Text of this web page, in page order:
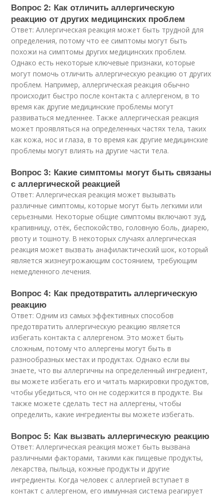
Вопрос 2: Как отличить аллергическую
реакцию от других медицинских проблем
Ответ: Аллергическая реакция может быть трудной для
определения, потому что ее симптомы могут быть
похожи на симптомы других медицинских проблем.
Однако есть некоторые ключевые признаки, которые
могут помочь отличить аллергическую реакцию от других
проблем. Например, аллергическая реакция обычно
происходит быстро после контакта с аллергеном, в то
время как другие медицинские проблемы могут
развиваться медленнее. Также аллергическая реакция
может проявляться на определенных частях тела, таких
как кожа, нос и глаза, в то время как другие медицинские
проблемы могут влиять на другие части тела.
Вопрос 3: Какие симптомы могут быть связаны
с аллергической реакцией
Ответ: Аллергическая реакция может вызывать
различные симптомы, которые могут быть легкими или
серьезными. Некоторые общие симптомы включают зуд,
крапивницу, отёк, беспокойство, головную боль, диарею,
рвоту и тошноту. В некоторых случаях аллергическая
реакция может вызвать анафилактический шок, который
является жизнеугрожающим состоянием, требующим
немедленного лечения.
Вопрос 4: Как предотвратить аллергическую
реакцию
Ответ: Одним из самых эффективных способов
предотвратить аллергическую реакцию является
избегать контакта с аллергеном. Это может быть
сложным, потому что аллергены могут быть в
разнообразных местах и продуктах. Однако если вы
знаете, что вы аллергичны на определенный ингредиент,
вы можете избегать его и читать маркировки продуктов,
чтобы убедиться, что он не содержится в продукте. Вы
также можете сделать тест на аллергены, чтобы
определить, какие ингредиенты вы можете избегать.
Вопрос 5: Как вызвать аллергическую реакцию
Ответ: Аллергическая реакция может быть вызвана
различными факторами, такими как пищевые продукты,
лекарства, пыльца, кожные продукты и другие
ингредиенты. Когда человек с аллергией вступает в
контакт с аллергеном, его иммунная система реагирует